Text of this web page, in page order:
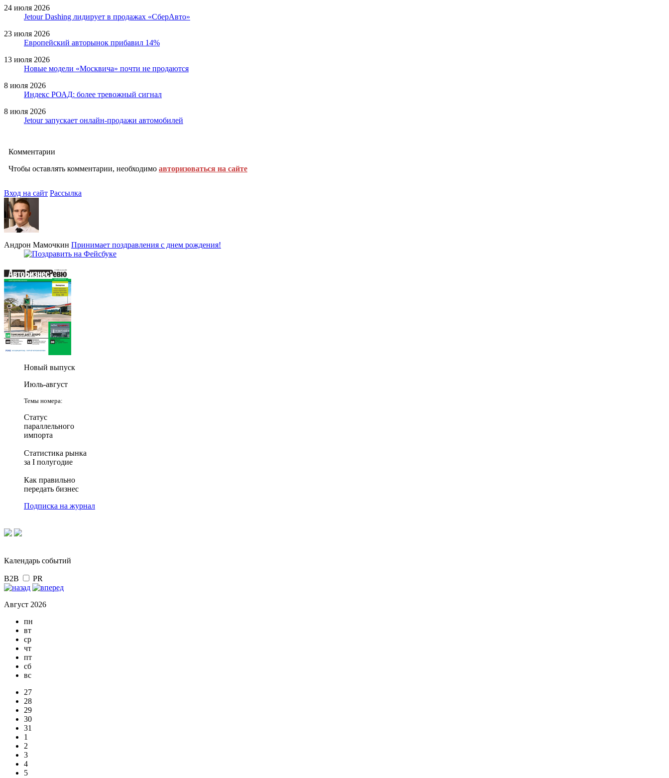
24 июля 2026
Jetour Dashing лидирует в продажах «СберАвто»
23 июля 2026
Европейский авторынок прибавил 14%
13 июля 2026
Новые модели «Москвича» почти не продаются
8 июля 2026
Индекс РОАД: более тревожный сигнал
8 июля 2026
Jetour запускает онлайн-продажи автомобилей
Комментарии
Чтобы оставлять комментарии, необходимо авторизоваться на сайте
Вход на сайт Рассылка
Андрон Мамочкин Принимает поздравления с днем рождения!
Новый выпуск
Июль-август
Темы номера:
Статус
параллельного
импорта
Статистика рынка
за I полугодие
Как правильно
передать бизнес
Подписка на журнал
Календарь событий
B2B PR
Август 2026
пн
вт
ср
чт
пт
сб
вс
27
28
29
30
31
1
2
3
4
5